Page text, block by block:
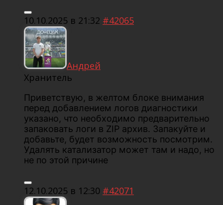
10.10.2025 в 21:32 #42065
Андрей
Хранитель
Приветствую, в желтом блоке внимания
перед добавлением логов диагностики
указано, что необходимо предварительно
запаковать логи в ZIP архив. Запакуйте и
добавьте, будет возможность посмотрим.
Удалять катализатор может там и надо, но
не по этой причине
12.10.2025 в 12:30 #42071